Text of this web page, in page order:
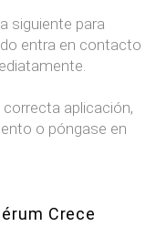
siguiente para
entra en contacto
aplicación,
o póngase en
Crece